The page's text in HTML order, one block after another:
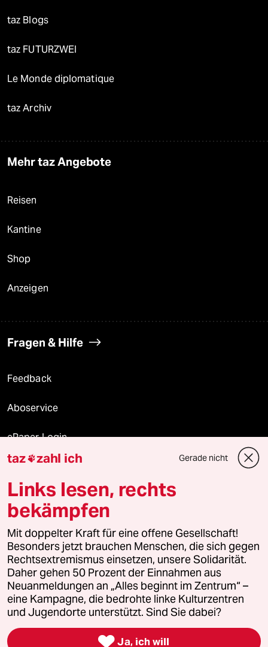
taz Blogs
taz FUTURZWEI
Le Monde diplomatique
taz Archiv
Mehr taz Angebote
Reisen
Kantine
Shop
Anzeigen
Fragen & Hilfe
Feedback
Aboservice
ePaper Login
Downloads für Abonnierende
© 2026 taz Verlags und Vertriebs GmbH
Alle Rechte vorbehalten. Bei rechtlichen Fragen oder für Genehmigungen
wenden Sie sich bitte an
lizenzen@taz.de
Feedback Redaktionsstatut Kommune-Richtlinien
Leitlinie Informant Datenschutz Impressum AGB
Seitenwende Einwilligungen widerrufen (Ads)
taz zahl ich Gerade nicht
Links lesen, rechts
bekämpfen
Mit doppelter Kraft für eine offene Gesellschaft!
Besonders jetzt brauchen Menschen, die sich gegen
Rechtsextremismus einsetzen, unsere Solidarität.
Daher gehen 50 Prozent der Einnahmen aus
Neuanmeldungen an „Alles beginnt im Zentrum“ –
eine Kampagne, die bedrohte linke Kulturzentren
und Jugendorte unterstützt. Sind Sie dabei?
 Ja, ich will